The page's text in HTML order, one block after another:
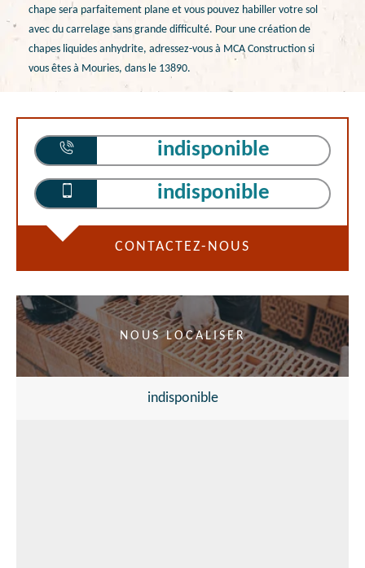
chape sera parfaitement plane et vous pouvez habiller votre sol
avec du carrelage sans grande difficulté. Pour une création de
chapes liquides anhydrite, adressez-vous à MCA Construction si
vous êtes à Mouries, dans le 13890.
indisponible
indisponible
CONTACTEZ-NOUS
NOUS LOCALISER
indisponible